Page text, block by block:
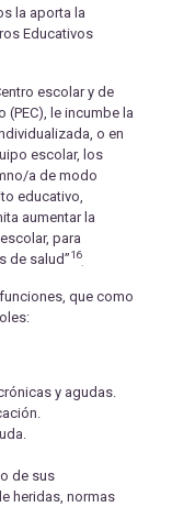
la aporta la
Educativos
escolar y de
(PEC), le incumbe la
o en
escolar, los
a de modo
educativo,
aumentar la
para
de salud”16
.
que como
y agudas.
de sus
heridas, normas